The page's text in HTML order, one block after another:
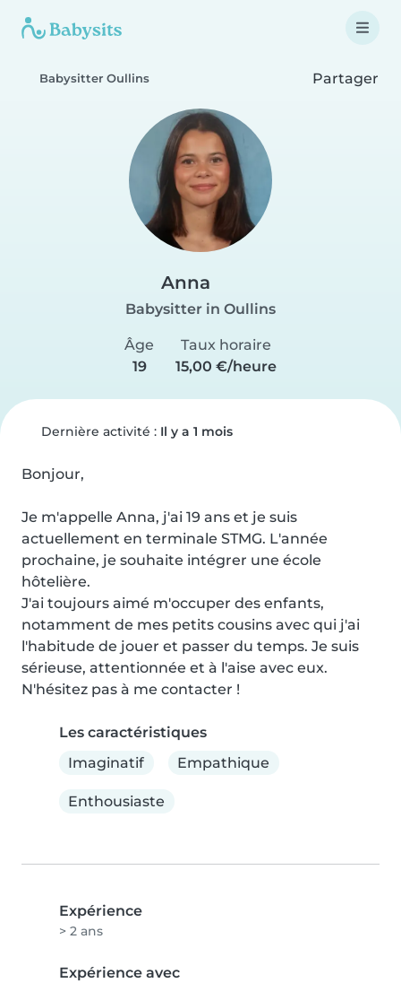
Babysitter Oullins Partager
Anna
Babysitter in Oullins
Âge
19
Taux horaire
15,00 €/heure
Dernière activité : Il y a 1 mois
Bonjour,
Je m'appelle Anna, j'ai 19 ans et je suis
actuellement en terminale STMG. L'année
prochaine, je souhaite intégrer une école
hôtelière.
J'ai toujours aimé m'occuper des enfants,
notamment de mes petits cousins avec qui j'ai
l'habitude de jouer et passer du temps. Je suis
sérieuse, attentionnée et à l'aise avec eux.
N'hésitez pas à me contacter !
Les caractéristiques
Imaginatif
Empathique
Enthousiaste
Expérience
> 2 ans
Expérience avec